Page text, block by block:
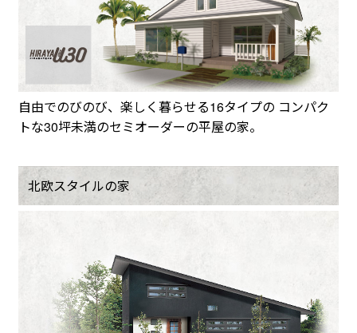
自由でのびのび、楽しく暮らせる16タイプの コンパク
トな30坪未満のセミオーダーの平屋の家。
北欧スタイルの家